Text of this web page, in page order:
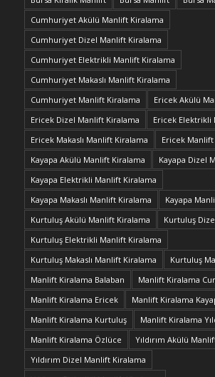
Cumhuriyet Akülü Manlift Kiralama
Cumhuriyet Dizel Manlift Kiralama
Cumhuriyet Elektrikli Manlift Kiralama
Cumhuriyet Makaslı Manlift Kiralama
Cumhuriyet Manlift Kiralama
Ericek Akülü
Ericek Dizel Manlift Kiralama
Ericek Elektrikli
Ericek Makaslı Manlift Kiralama
Ericek
Kayapa Akülü Manlift Kiralama
Kayapa Dizel
Kayapa Elektrikli Manlift Kiralama
Kayapa Makaslı Manlift Kiralama
Kayapa
Kurtuluş Akülü Manlift Kiralama
Kurtuluş
Kurtuluş Elektrikli Manlift Kiralama
Kurtuluş Makaslı Manlift Kiralama
Kurtuluş
Manlift Kiralama Balaban
Manlift Kiralama
Manlift Kiralama Ericek
Manlift Kiralama
Manlift Kiralama Kurtuluş
Manlift Kiralama
Manlift Kiralama Özlüce
Yıldırım Akülü
Yıldırım Dizel Manlift Kiralama